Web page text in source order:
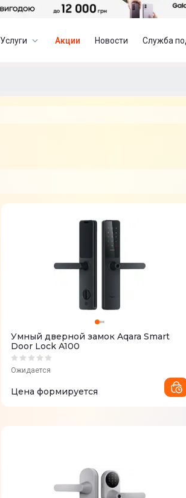
Услуги Акции Новости Служба
Умный дверной замок Aqara Smart
Door Lock A100
Ожидается
Цена формируется